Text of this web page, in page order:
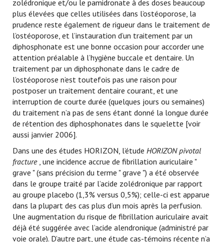
zolédronique et/ou le pamidronate à des doses beaucoup
plus élevées que celles utilisées dans l’ostéoporose, la
prudence reste également de rigueur dans le traitement de
l’ostéoporose, et l’instauration d’un traitement par un
diphosphonate est une bonne occasion pour accorder une
attention préalable à l’hygiène buccale et dentaire. Un
traitement par un diphosphonate dans le cadre de
l’ostéoporose n’est toutefois pas une raison pour
postposer un traitement dentaire courant, et une
interruption de courte durée (quelques jours ou semaines)
du traitement n’a pas de sens étant donné la longue durée
de rétention des diphosphonates dans le squelette [voir
aussi janvier 2006].
Dans une des études HORIZON, l’étude HORIZON pivotal
fracture, une incidence accrue de fibrillation auriculaire "
grave " (sans précision du terme " grave ") a été observée
dans le groupe traité par l’acide zolédronique par rapport
au groupe placebo (1,3% versus 0,5%); celle-ci est apparue
dans la plupart des cas plus d’un mois après la perfusion.
Une augmentation du risque de fibrillation auriculaire avait
déjà été suggérée avec l’acide alendronique (administré par
voie orale). D’autre part, une étude cas-témoins récente n’a